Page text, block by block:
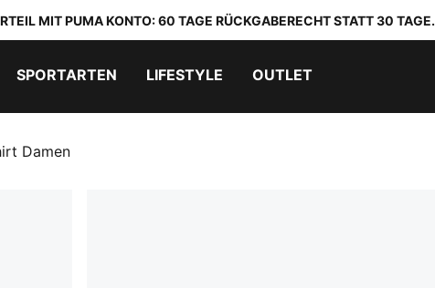
MIT PUMA KONTO: 60 TAGE RÜCKGABERECHT STATT 30 TAGE.
SPORTARTEN LIFESTYLE OUTLET
Damen